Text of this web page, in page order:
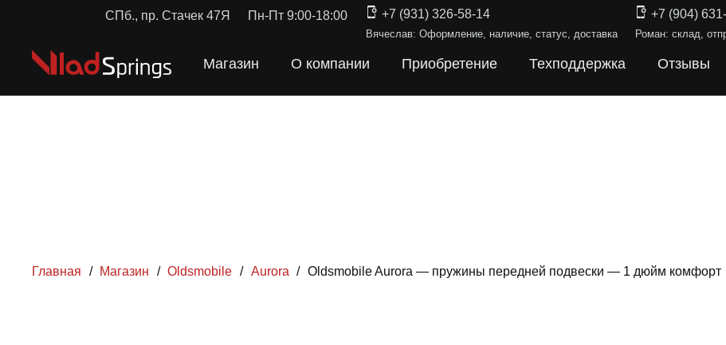
СПб., пр. Стачек 47Я Пн-Пт 9:00-18:00 +7 (931) 326-58-14
Вячеслав: Оформление, наличие, статус, доставка
+7 (904)
Роман: склад,
Магазин О компании Приобретение Техподдержка Отзывы
Главная / Магазин / Oldsmobile / Aurora / Oldsmobile Aurora — пружины передней подвески — 1 дюйм комфорт